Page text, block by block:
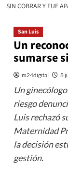
SIN COBRAR Y FUE
San Luis
Un
sumarse
m24digital 8
Un
riesgo
Luis rechazó
Maternidad
la decisión
gestión.